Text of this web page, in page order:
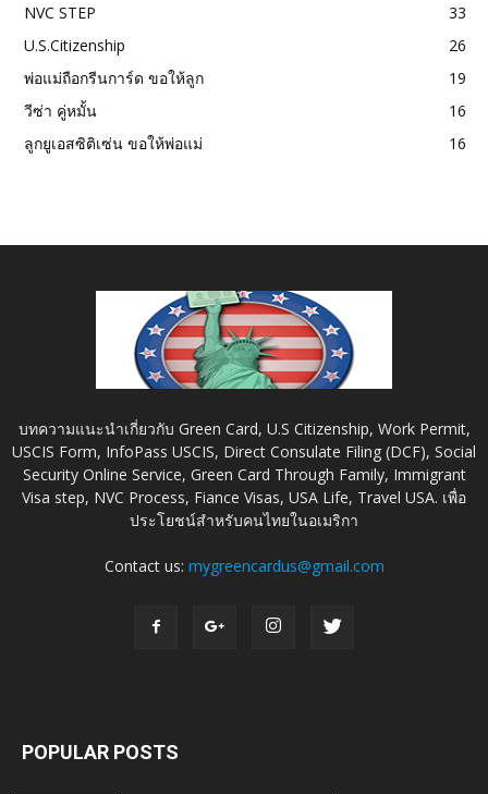
NVC STEP
33
U.S.Citizenship
26
พ่อแม่ถือกรีนการ์ด ขอให้ลูก
19
วีซ่า คู่หมั้น
16
ลูกยูเอสซิติเซ่น ขอให้พ่อแม่
16
บทความแนะนำเกี่ยวกับ Green Card, U.S Citizenship, Work Permit,
USCIS Form, InfoPass USCIS, Direct Consulate Filing (DCF), Social
Security Online Service, Green Card Through Family, Immigrant
Visa step, NVC Process, Fiance Visas, USA Life, Travel USA. เพื่อ
ประโยชน์สำหรับคนไทยในอเมริกา
Contact us: mygreencardus@gmail.com
POPULAR POSTS